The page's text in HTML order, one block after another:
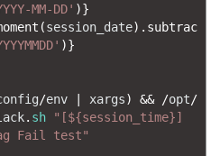
MM-DD' )}
(session_date) . subtrac
)}
/env | xargs) && /opt/
. sh
"[${session_time}]
Fail test"